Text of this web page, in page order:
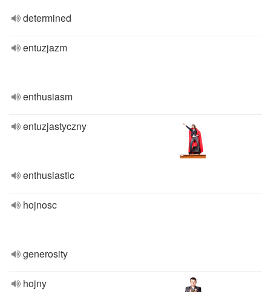
determined
entuzjazm
enthusiasm
entuzjastyczny
enthusiastic
hojnosc
generosity
hojny